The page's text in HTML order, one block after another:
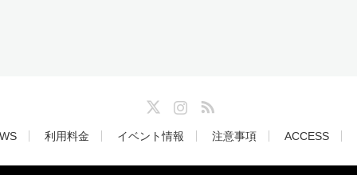
利用料金 イベント情報 注意事項 ACCESS